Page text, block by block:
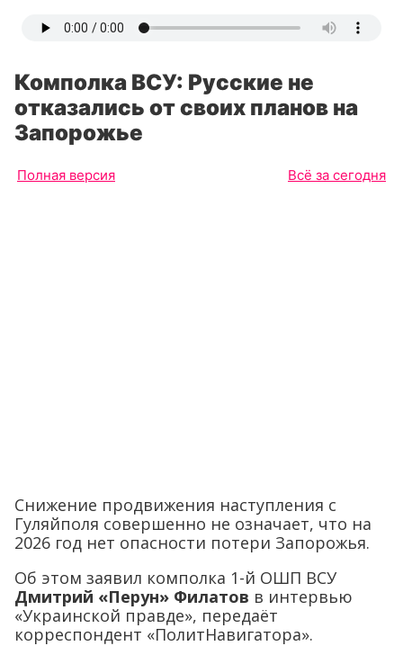
Комполка ВСУ: Русские не
отказались от своих планов на
Запорожье
Полная версия Всё за сегодня
Снижение продвижения наступления с
Гуляйполя совершенно не означает, что на
2026 год нет опасности потери Запорожья.
Об этом заявил комполка 1-й ОШП ВСУ
Дмитрий «Перун» Филатов в интервью
«Украинской правде», передаёт
корреспондент «ПолитНавигатора».